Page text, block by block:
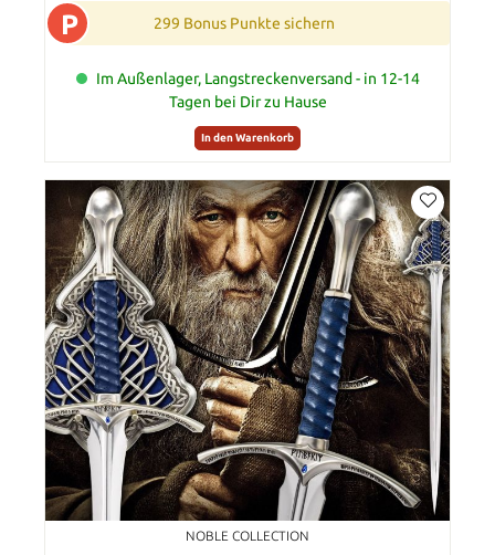
P 299 Bonus Punkte sichern
Im Außenlager, Langstreckenversand - in 12-14
Tagen bei Dir zu Hause
In den Warenkorb
NOBLE COLLECTION